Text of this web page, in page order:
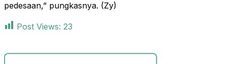
pedesaan,” pungkasnya. (Zy)
Post Views: 23